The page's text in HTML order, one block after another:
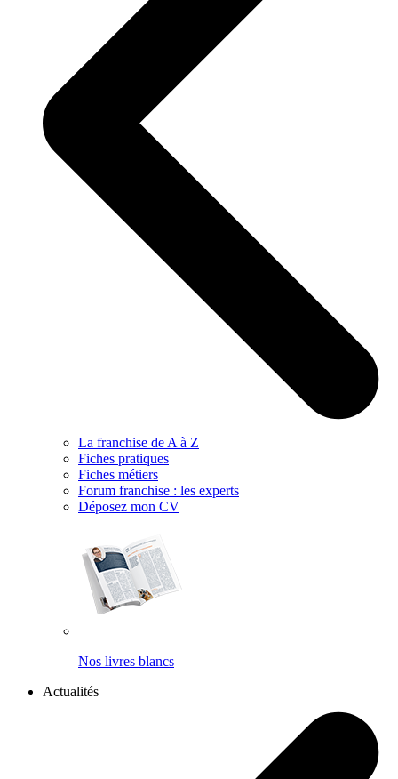
La franchise de A à Z
Fiches pratiques
Fiches métiers
Forum franchise : les experts
Déposez mon CV
Nos livres blancs
Actualités